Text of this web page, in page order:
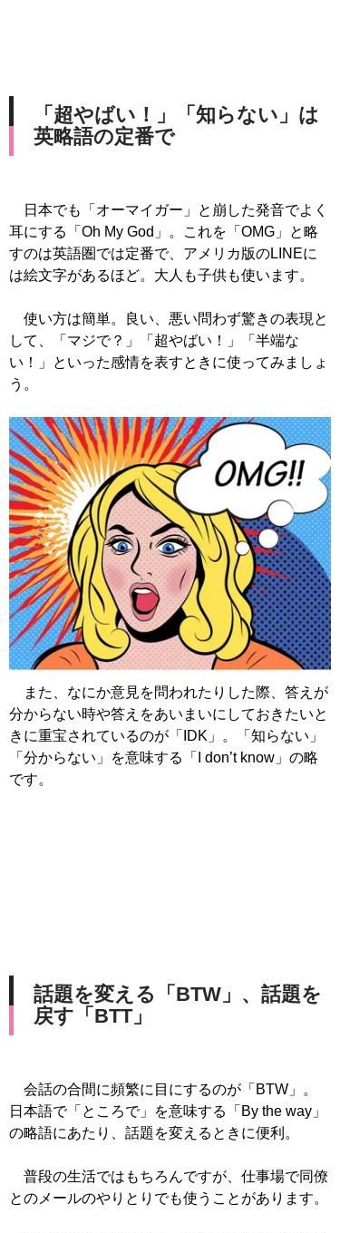
「超やばい！」「知らない」は
英略語の定番で
日本でも「オーマイガー」と崩した発音でよく
耳にする「Oh My God」。これを「OMG」と略
すのは英語圏では定番で、アメリカ版のLINEに
は絵文字があるほど。大人も子供も使います。
使い方は簡単。良い、悪い問わず驚きの表現と
して、「マジで？」「超やばい！」「半端な
い！」といった感情を表すときに使ってみましょ
う。
また、なにか意見を問われたりした際、答えが
分からない時や答えをあいまいにしておきたいと
きに重宝されているのが「IDK」。「知らない」
「分からない」を意味する「I don’t know」の略
です。
話題を変える「BTW」、話題を
戻す「BTT」
会話の合間に頻繁に目にするのが「BTW」。
日本語で「ところで」を意味する「By the way」
の略語にあたり、話題を変えるときに便利。
普段の生活ではもちろんですが、仕事場で同僚
とのメールのやりとりでも使うことがあります。